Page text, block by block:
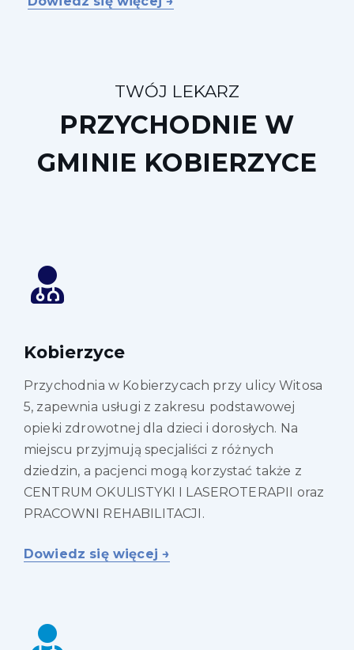
TWÓJ LEKARZ
PRZYCHODNIE W
GMINIE KOBIERZYCE
Kobierzyce
Przychodnia w Kobierzycach przy ulicy Witosa
5, zapewnia usługi z zakresu podstawowej
opieki zdrowotnej dla dzieci i dorosłych. Na
miejscu przyjmują specjaliści z różnych
dziedzin, a pacjenci mogą korzystać także z
CENTRUM OKULISTYKI I LASEROTERAPII oraz
PRACOWNI REHABILITACJI.
Dowiedz się więcej →